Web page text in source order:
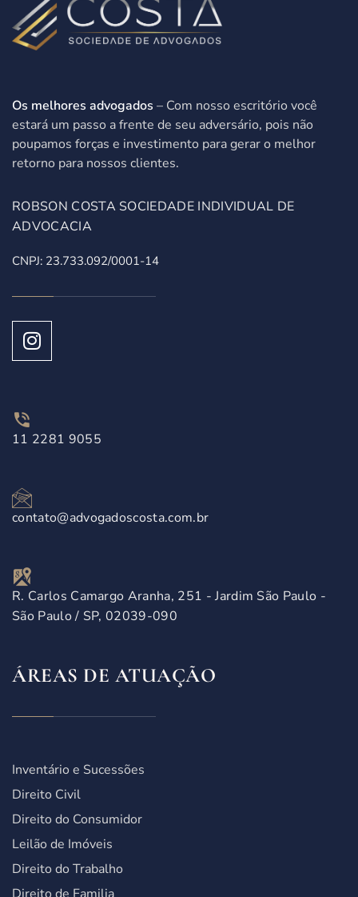
Os melhores advogados – Com nosso escritório você
estará um passo a frente de seu adversário, pois não
poupamos forças e investimento para gerar o melhor
retorno para nossos clientes.
ROBSON COSTA SOCIEDADE INDIVIDUAL DE
ADVOCACIA
CNPJ: 23.733.092/0001-14
11 2281 9055
contato@advogadoscosta.com.br
R. Carlos Camargo Aranha, 251 - Jardim São Paulo -
São Paulo / SP, 02039-090
ÁREAS DE ATUAÇÃO
Inventário e Sucessões
Direito Civil
Direito do Consumidor
Leilão de Imóveis
Direito do Trabalho
Direito de Familia